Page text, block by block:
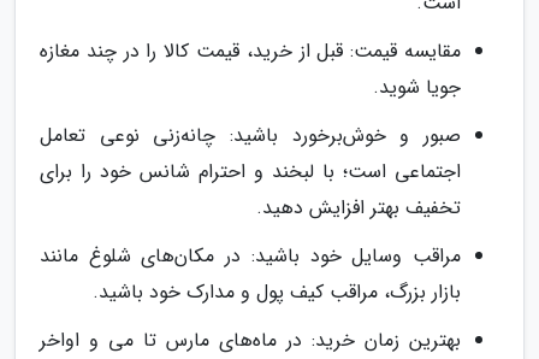
مقایسه قیمت: قبل از خرید، قیمت کالا را در چند مغازه
جویا شوید.
صبور و خوش‌برخورد باشید: چانه‌زنی نوعی تعامل
اجتماعی است؛ با لبخند و احترام شانس خود را برای
تخفیف بهتر افزایش دهید.
مراقب وسایل خود باشید: در مکان‌های شلوغ مانند
بازار بزرگ، مراقب کیف پول و مدارک خود باشید.
بهترین زمان خرید: در ماه‌های مارس تا می و اواخر